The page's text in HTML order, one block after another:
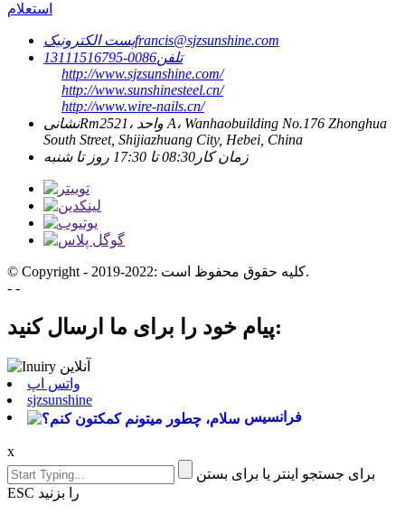
استعلام
پست الکترونیکfrancis@sjzsunshine.com
تلفن0086-13111516795
http://www.sjzsunshine.com/
http://www.sunshinesteel.cn/
http://www.wire-nails.cn/
نشانیRm2521، واحد A، Wanhaobuilding No.176 Zhonghua
South Street, Shijiazhuang City, Hebei, China
زمان کار 08:30 تا 17:30 روز تا شنبه
© Copyright - 2019-2022: کلیه حقوق محفوظ است.
- -
پیام خود را برای ما ارسال کنید:
واتس اپ
sjzsunshine
فرانسیس
x
برای جستجو اینتر یا برای بستن
ESC را بزنید